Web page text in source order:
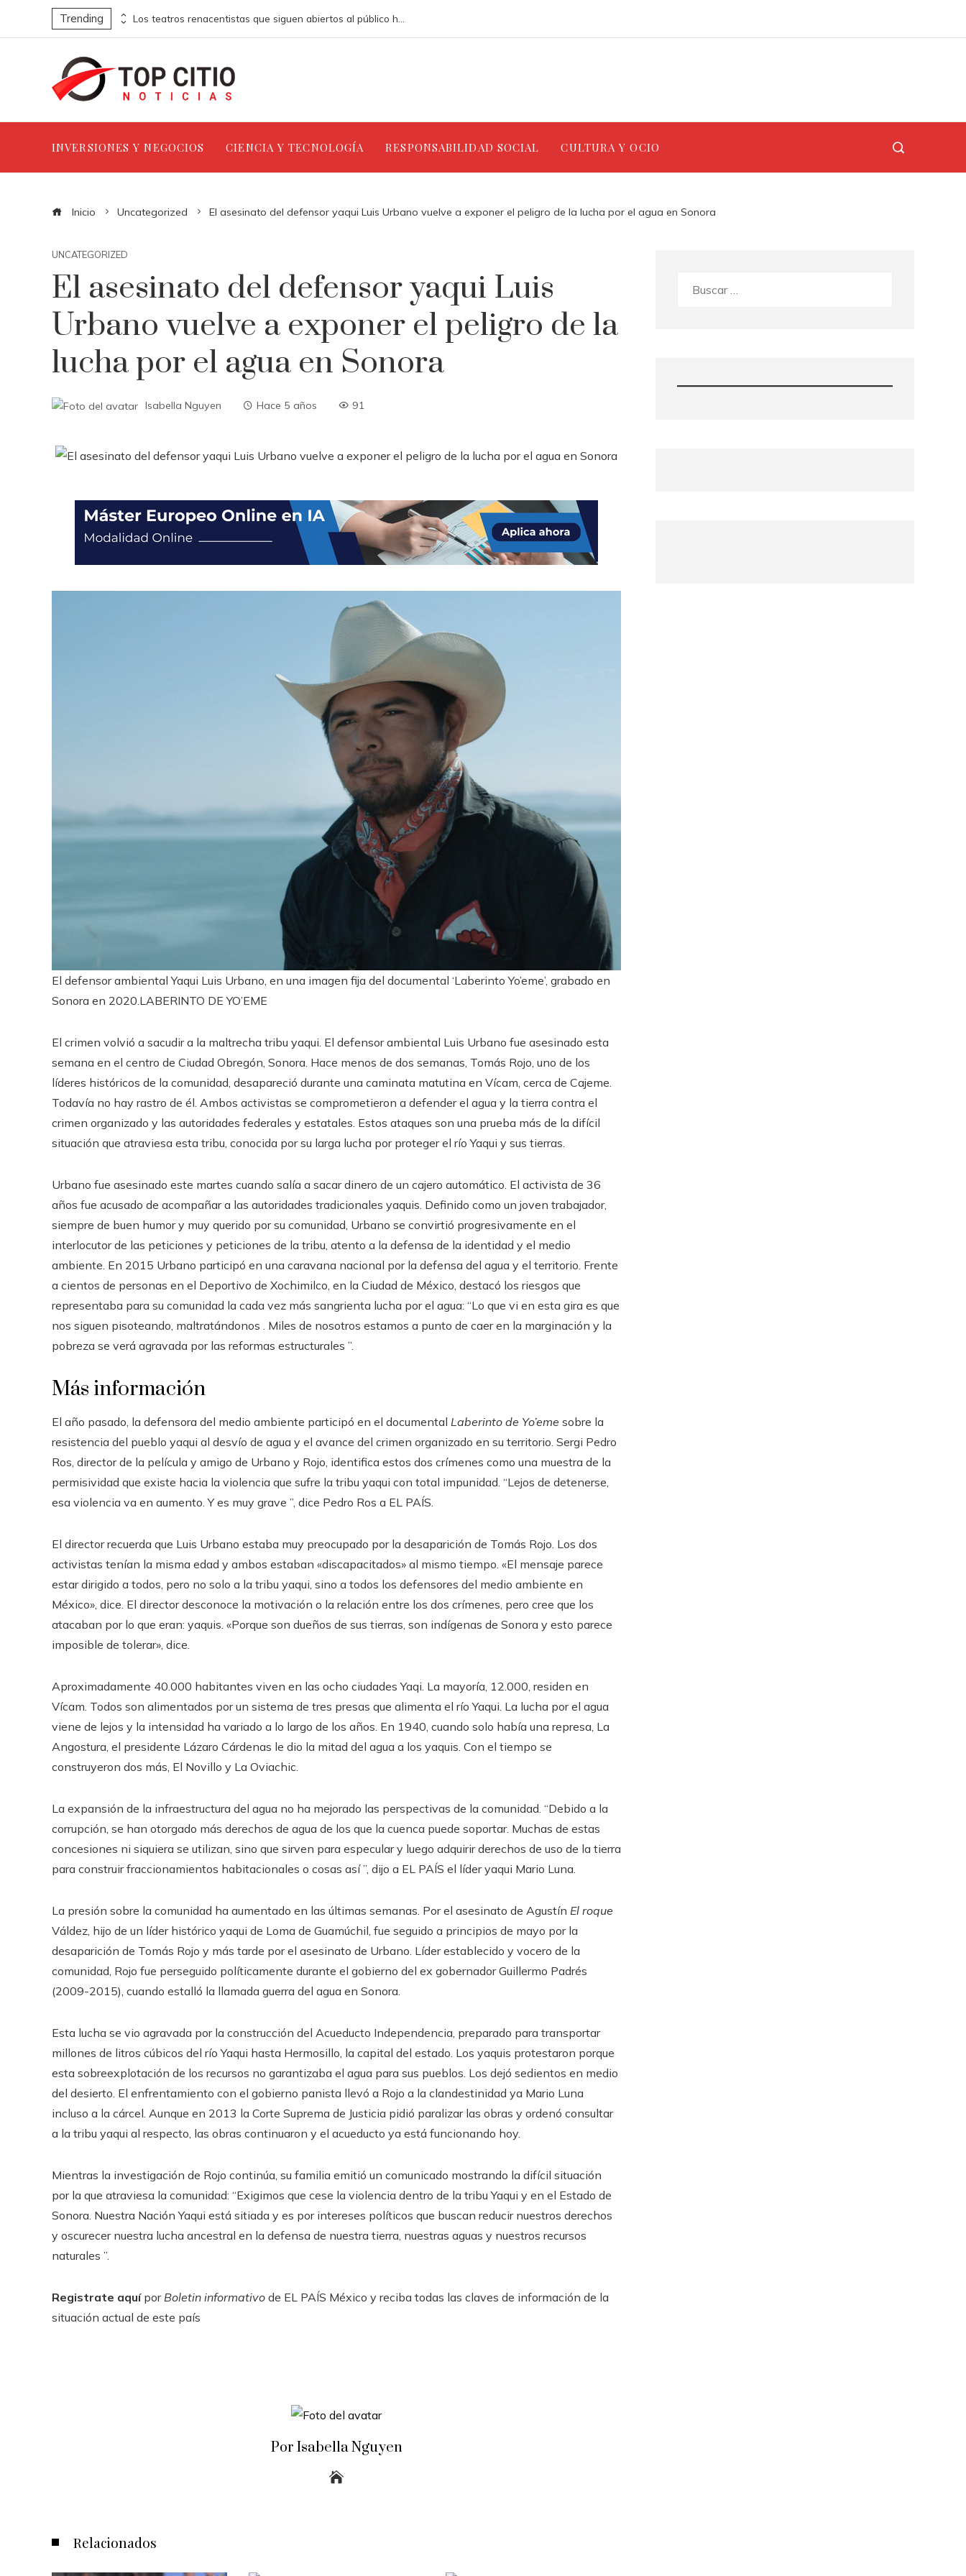
Trending Los ordenadores que abrieron nuevas fronteras en la informática
INVERSIONES Y NEGOCIOS CIENCIA Y TECNOLOGÍA RESPONSABILIDAD SOCIAL CULTURA Y OCIO
Inicio Uncategorized El asesinato del defensor yaqui Luis Urbano vuelve a exponer el peligro de la lucha por el agua en Sonora
UNCATEGORIZED
El asesinato del defensor yaqui Luis
Urbano vuelve a exponer el peligro de la
lucha por el agua en Sonora
Isabella Nguyen Hace 5 años 91
El defensor ambiental Yaqui Luis Urbano, en una imagen fija del documental ‘Laberinto Yo’eme’, grabado en
Sonora en 2020.LABERINTO DE YO’EME
El crimen volvió a sacudir a la maltrecha tribu yaqui. El defensor ambiental Luis Urbano fue asesinado esta
semana en el centro de Ciudad Obregón, Sonora. Hace menos de dos semanas, Tomás Rojo, uno de los
líderes históricos de la comunidad, desapareció durante una caminata matutina en Vícam, cerca de Cajeme.
Todavía no hay rastro de él. Ambos activistas se comprometieron a defender el agua y la tierra contra el
crimen organizado y las autoridades federales y estatales. Estos ataques son una prueba más de la difícil
situación que atraviesa esta tribu, conocida por su larga lucha por proteger el río Yaqui y sus tierras.
Urbano fue asesinado este martes cuando salía a sacar dinero de un cajero automático. El activista de 36
años fue acusado de acompañar a las autoridades tradicionales yaquis. Definido como un joven trabajador,
siempre de buen humor y muy querido por su comunidad, Urbano se convirtió progresivamente en el
interlocutor de las peticiones y peticiones de la tribu, atento a la defensa de la identidad y el medio
ambiente. En 2015 Urbano participó en una caravana nacional por la defensa del agua y el territorio. Frente
a cientos de personas en el Deportivo de Xochimilco, en la Ciudad de México, destacó los riesgos que
representaba para su comunidad la cada vez más sangrienta lucha por el agua: “Lo que vi en esta gira es que
nos siguen pisoteando, maltratándonos . Miles de nosotros estamos a punto de caer en la marginación y la
pobreza se verá agravada por las reformas estructurales ”.
Más información
El año pasado, la defensora del medio ambiente participó en el documental Laberinto de Yo’eme sobre la
resistencia del pueblo yaqui al desvío de agua y el avance del crimen organizado en su territorio. Sergi Pedro
Ros, director de la película y amigo de Urbano y Rojo, identifica estos dos crímenes como una muestra de la
permisividad que existe hacia la violencia que sufre la tribu yaqui con total impunidad. “Lejos de detenerse,
esa violencia va en aumento. Y es muy grave ”, dice Pedro Ros a EL PAÍS.
El director recuerda que Luis Urbano estaba muy preocupado por la desaparición de Tomás Rojo. Los dos
activistas tenían la misma edad y ambos estaban «discapacitados» al mismo tiempo. «El mensaje parece
estar dirigido a todos, pero no solo a la tribu yaqui, sino a todos los defensores del medio ambiente en
México», dice. El director desconoce la motivación o la relación entre los dos crímenes, pero cree que los
atacaban por lo que eran: yaquis. «Porque son dueños de sus tierras, son indígenas de Sonora y esto parece
imposible de tolerar», dice.
Aproximadamente 40.000 habitantes viven en las ocho ciudades Yaqi. La mayoría, 12.000, residen en
Vícam. Todos son alimentados por un sistema de tres presas que alimenta el río Yaqui. La lucha por el agua
viene de lejos y la intensidad ha variado a lo largo de los años. En 1940, cuando solo había una represa, La
Angostura, el presidente Lázaro Cárdenas le dio la mitad del agua a los yaquis. Con el tiempo se
construyeron dos más, El Novillo y La Oviachic.
La expansión de la infraestructura del agua no ha mejorado las perspectivas de la comunidad. “Debido a la
corrupción, se han otorgado más derechos de agua de los que la cuenca puede soportar. Muchas de estas
concesiones ni siquiera se utilizan, sino que sirven para especular y luego adquirir derechos de uso de la tierra
para construir fraccionamientos habitacionales o cosas así ”, dijo a EL PAÍS el líder yaqui Mario Luna.
La presión sobre la comunidad ha aumentado en las últimas semanas. Por el asesinato de Agustín El roque
Váldez, hijo de un líder histórico yaqui de Loma de Guamúchil, fue seguido a principios de mayo por la
desaparición de Tomás Rojo y más tarde por el asesinato de Urbano. Líder establecido y vocero de la
comunidad, Rojo fue perseguido políticamente durante el gobierno del ex gobernador Guillermo Padrés
(2009-2015), cuando estalló la llamada guerra del agua en Sonora.
Esta lucha se vio agravada por la construcción del Acueducto Independencia, preparado para transportar
millones de litros cúbicos del río Yaqui hasta Hermosillo, la capital del estado. Los yaquis protestaron porque
esta sobreexplotación de los recursos no garantizaba el agua para sus pueblos. Los dejó sedientos en medio
del desierto. El enfrentamiento con el gobierno panista llevó a Rojo a la clandestinidad ya Mario Luna
incluso a la cárcel. Aunque en 2013 la Corte Suprema de Justicia pidió paralizar las obras y ordenó consultar
a la tribu yaqui al respecto, las obras continuaron y el acueducto ya está funcionando hoy.
Mientras la investigación de Rojo continúa, su familia emitió un comunicado mostrando la difícil situación
por la que atraviesa la comunidad: “Exigimos que cese la violencia dentro de la tribu Yaqui y en el Estado de
Sonora. Nuestra Nación Yaqui está sitiada y es por intereses políticos que buscan reducir nuestros derechos
y oscurecer nuestra lucha ancestral en la defensa de nuestra tierra, nuestras aguas y nuestros recursos
naturales ”.
Registrate aquí porBoletin informativo de EL PAÍS México y reciba todas las claves de información de la
situación actual de este país
Por Isabella Nguyen
Relacionados